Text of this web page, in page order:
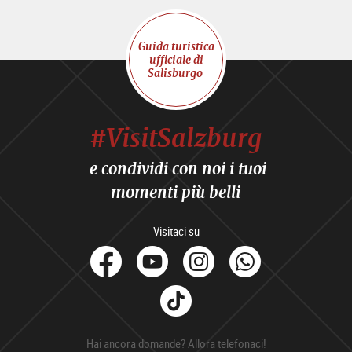
Guida turistica
ufficiale di
Salisburgo
#VisitSalzburg
e condividi con noi i tuoi
momenti più belli
Visitaci su
facebook
YoutubeInstagram
Tik
Tok
Hai ancora domande? Allora telefonaci!